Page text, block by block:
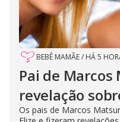
BEBÊ MAMÃE/ HÁ 5
Pai de
revelação
Os pais de Marcos